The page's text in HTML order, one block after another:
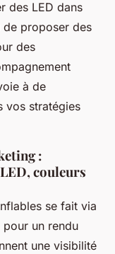
des LED dans
de proposer des
des
à de
vos stratégies
:
couleurs
se fait via
un rendu
une visibilité